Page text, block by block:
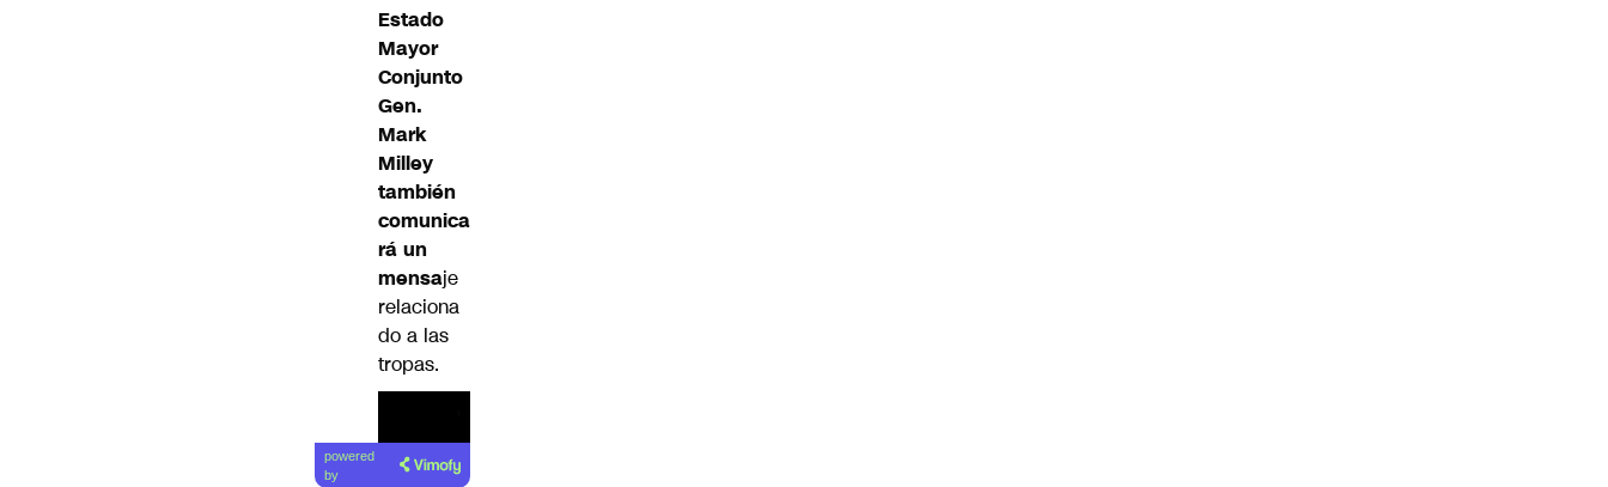
Estado
Mayor
Conjunto
Gen.
Mark
Milley
también
comunica
rá un
mensaje
relaciona
do a las
tropas.
powered
by